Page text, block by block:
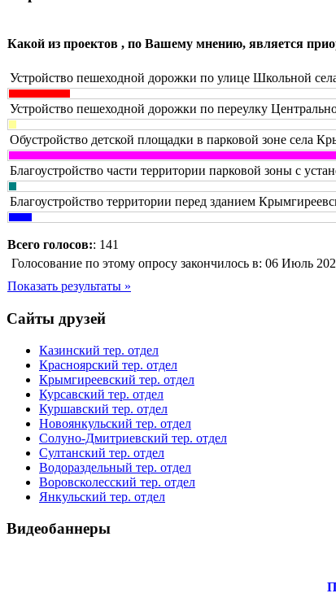
Какой из проектов , по Вашему мнению, является
Устройство пешеходной дорожки по улице Школьной
Устройство пешеходной дорожки по переулку
Обустройство детской площадки в парковой зоне села
Благоустройство части территории парковой зоны с
Благоустройство территории перед зданием
Всего голосов:: 141
Голосование по этому опросу закончилось в: 06 Июль
Показать результаты »
Сайты друзей
Казинский тер. отдел
Красноярский тер. отдел
Крымгиреевский тер. отдел
Курсавский тер. отдел
Куршавский тер. отдел
Новоянкульский тер. отдел
Солуно-Дмитриевский тер. отдел
Султанский тер. отдел
Водораздельный тер. отдел
Воровсколесский тер. отдел
Янкульский тер. отдел
Видеобаннеры